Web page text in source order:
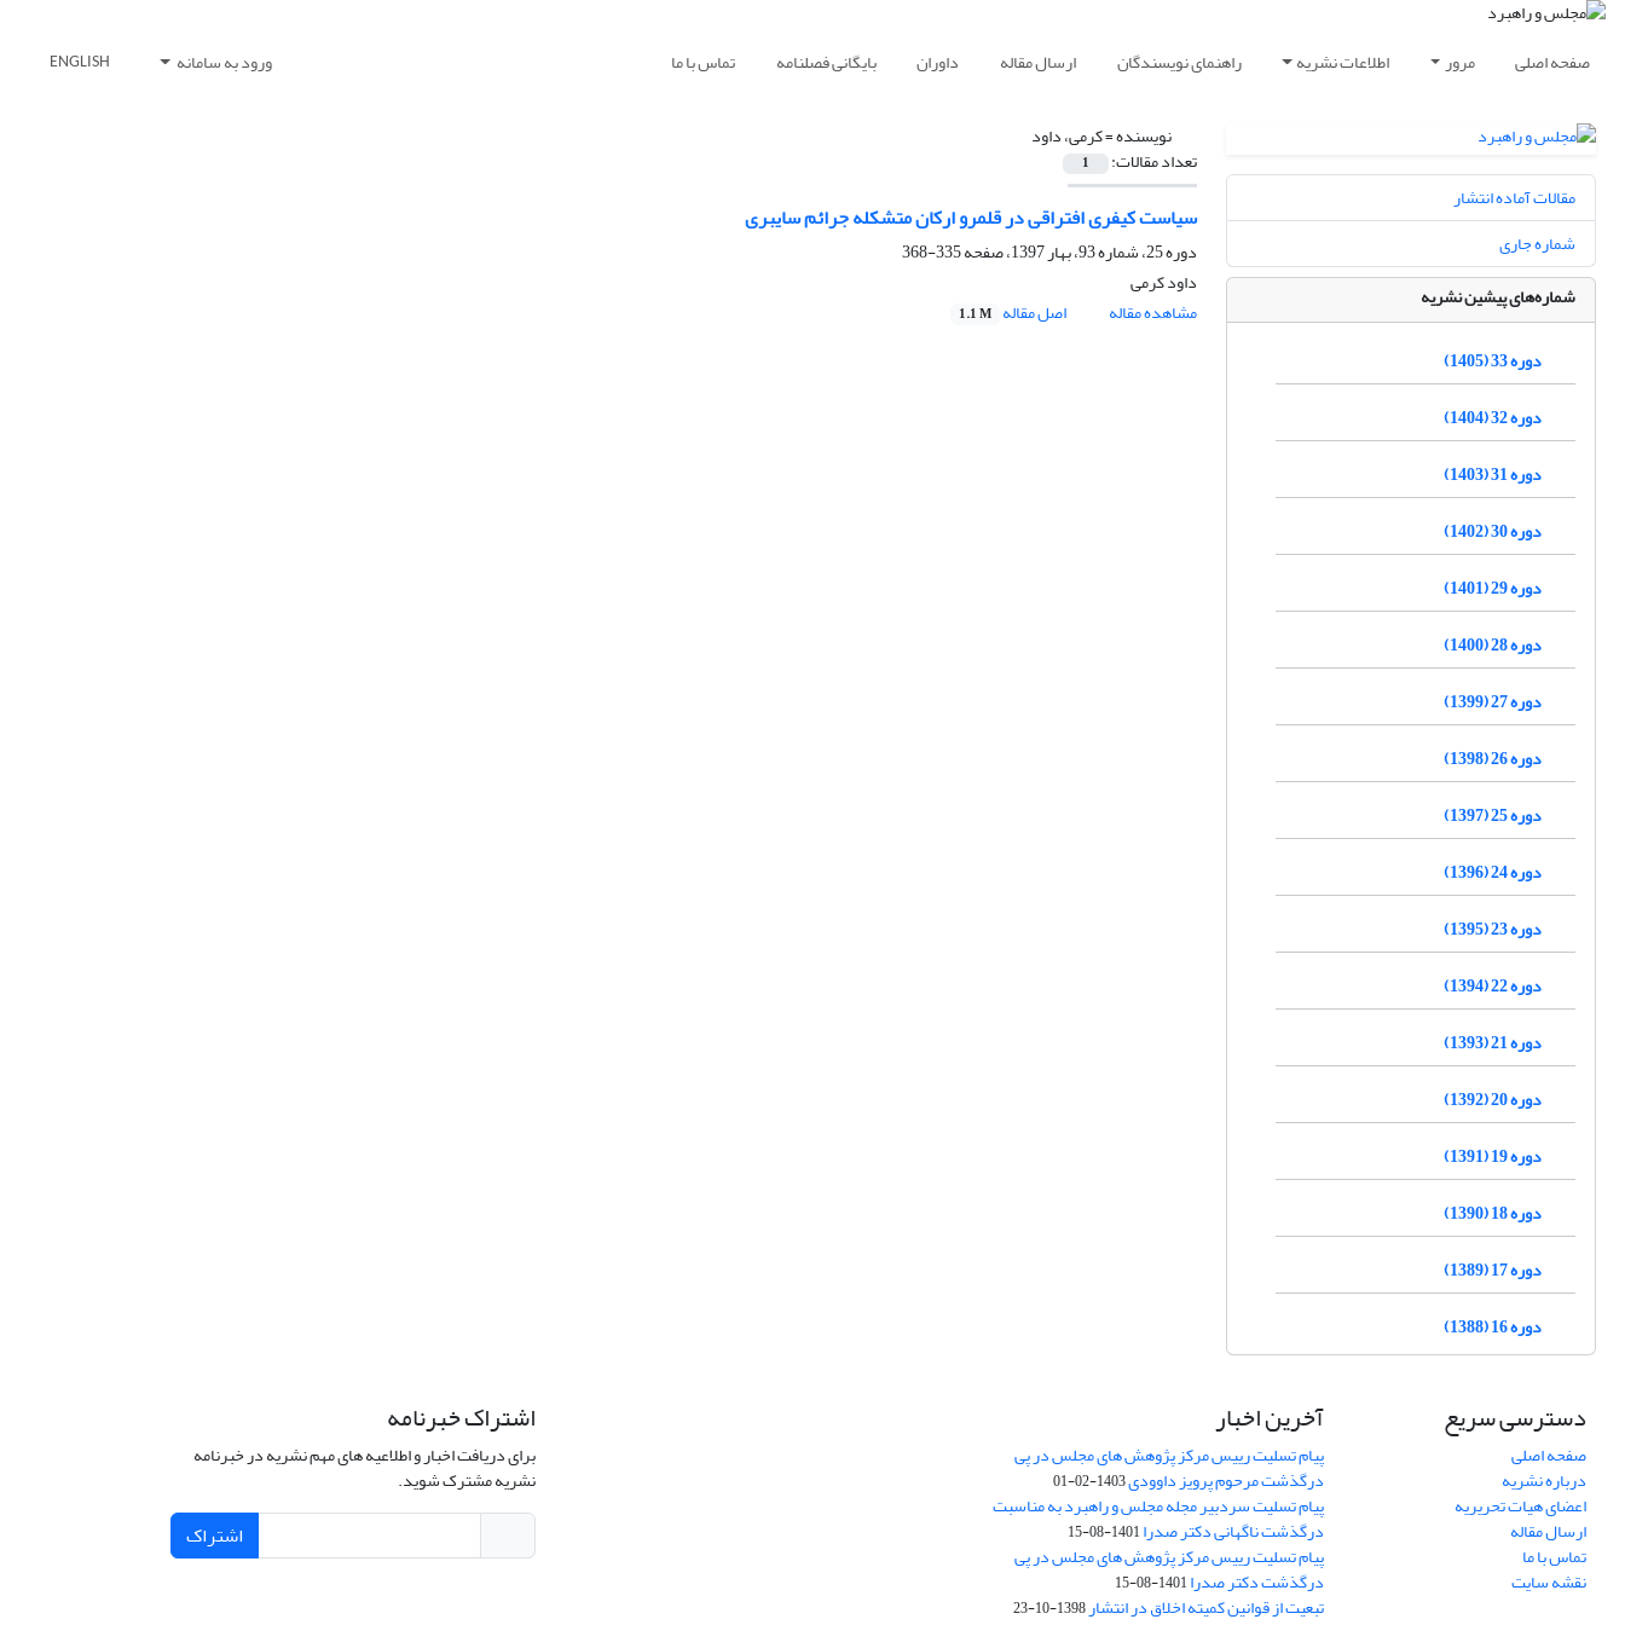
صفحه اصلی مرور اطلاعات نشریه راهنمای نویسندگان ارسال مقاله داوران بایگانی فصلنامه تماس با ما ورود به سامانه ENGLISH
نویسنده =کرمی، داود
تعداد مقالات: 1
سیاست کیفری افتراقی در قلمرو ارکان متشکله جرائم سایبری
دوره 25، شماره 93، بهار 1397، صفحه
335-368
داود کرمی
مشاهده مقاله
اصل مقاله 1.1 M
مقالات آماده انتشار
شماره جاری
شماره‌های پیشین نشریه
دوره 33 (1405)
دوره 32 (1404)
دوره 31 (1403)
دوره 30 (1402)
دوره 29 (1401)
دوره 28 (1400)
دوره 27 (1399)
دوره 26 (1398)
دوره 25 (1397)
دوره 24 (1396)
دوره 23 (1395)
دوره 22 (1394)
دوره 21 (1393)
دوره 20 (1392)
دوره 19 (1391)
دوره 18 (1390)
دوره 17 (1389)
دوره 16 (1388)
دسترسی سریع
صفحه اصلی
درباره نشریه
اعضای هیات تحریریه
ارسال مقاله
تماس با ما
نقشه سایت
آخرین اخبار
پیام تسلیت رییس مرکز پژوهش های مجلس در پی
درگذشت مرحوم پرویز داوودی1403-02-01
پیام تسلیت سردبیر مجله مجلس و راهبرد به مناسبت
درگذشت ناگهانی دکتر صدرا1401-08-15
پیام تسلیت رییس مرکز پژوهش های مجلس در پی
درگذشت دکتر صدرا1401-08-15
تبعیت از قوانین کمیته اخلاق در انتشار1398-10-23
اشتراک خبرنامه
برای دریافت اخبار و اطلاعیه های مهم نشریه در خبرنامه
نشریه مشترک شوید.
اشتراک